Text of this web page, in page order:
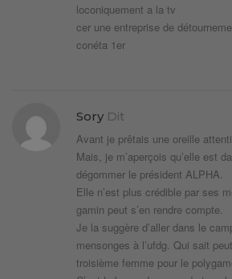
loconiquement a la tv
cer une entreprise de
conéta 1er
Sory Dit
Avant je prêtais une oreille
Mais, je m’aperçois qu’elle est
dégommer le président ALPHA.
Elle n’est plus crédible par ses
gamin peut s’en rendre compte.
Je la suggère d’aller dans le
mensonges à l’ufdg. Qui sait
troisième femme pour le